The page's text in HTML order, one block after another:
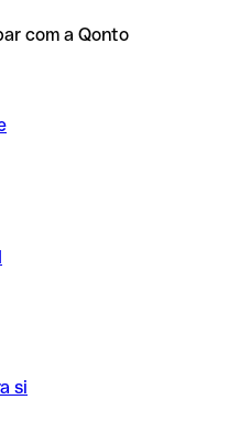
com a Qonto
si